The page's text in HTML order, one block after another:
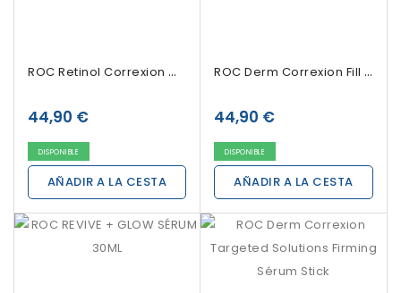
ROC Retinol Correxion Wrinkle Sérum Concentrado...
44,90 €
DISPONIBLE
AÑADIR A LA CESTA
ROC Derm Correxion Fill + Treat Sérum 15 Ml
44,90 €
DISPONIBLE
AÑADIR A LA CESTA